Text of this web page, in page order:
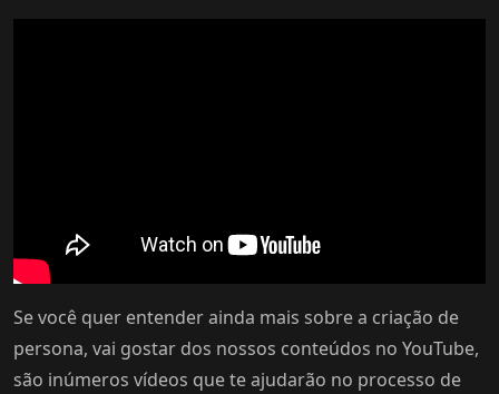
Se você quer entender ainda mais sobre a criação de
persona, vai gostar dos nossos conteúdos no YouTube,
são inúmeros vídeos que te ajudarão no processo de